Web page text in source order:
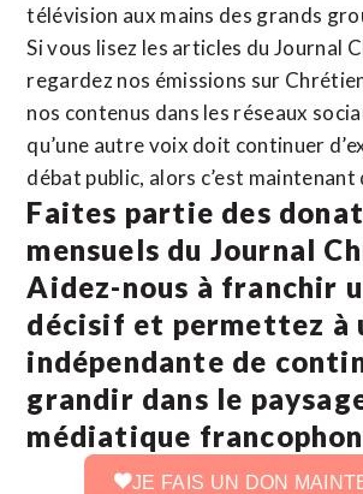
télévision aux mains des grands
Si vous lisez les articles du Journal
regardez nos émissions sur
nos contenus dans les réseaux
qu’une autre voix doit continuer
débat public, alors c’est maintenant
Faites partie des
mensuels du Journal
Aidez-nous à franchir
décisif et permettez à
indépendante de
grandir dans le
médiatique
JE FAIS UN DON